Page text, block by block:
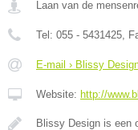
Laan van de
Tel: 055 - 5431425 ,
E-mail › Blissy
Website: http://
Blissy Design is een